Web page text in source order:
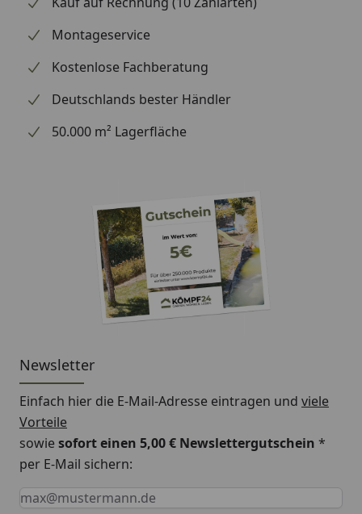
handelt (wir bestellen das Produkt bei Weber, sobald
wir Ihre Bestellung erhalten haben), können wir
Informationen zu dem Ersatzteil geben. Es dient
lediglich dem Austausch des defekten oder fehlenden
Montageservice
Kostenlose Fachberatung
Deutschlands bester Händler
50.000 m² Lagerfläche
Newsletter
Einfach hier die E-Mail-Adresse eintragen und viele
Vorteile
sowiesofort einen 5,00 € Newslettergutschein *
per E-Mail sichern:
Keine Eingabe erforderlich
Eingabe erforderlich
E-Mail *